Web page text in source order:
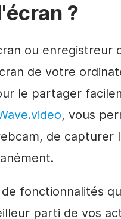
?
ou enregistreur
de votre
le partager
, vous
de capturer
fonctionnalités
parti de vos